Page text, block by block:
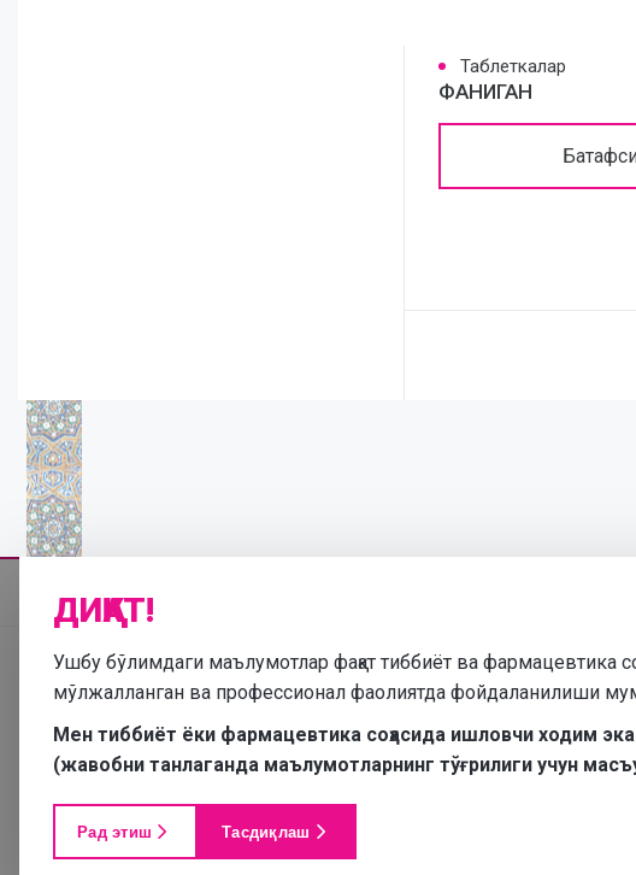
Таблеткалар
ФАНИГАН
ДИҚҚАТ!
Ушбу бўлимдаги маълумотлар фақат тиббиёт ва фармацевтика
мўлжалланган ва профессионал фаолиятда фойдаланилиши
Мен тиббиёт ёки фармацевтика соҳасида ишловчи ходим
(жавобни танлаганда маълумотларнинг тўғрилиги учун
Рад этиш Тасдиқлаш
Ушбу сайтда
ишлатилмаслиги